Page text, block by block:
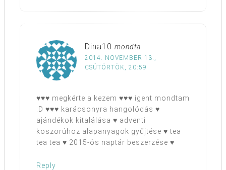
Dina10 mondta
2014. NOVEMBER 13.,
CSÜTÖRTÖK, 20:59
♥♥♥ megkérte a kezem ♥♥♥ igent mondtam
:D ♥♥♥ karácsonyra hangolódás ♥
ajándékok kitalálása ♥ adventi
koszorúhoz alapanyagok gyűjtése ♥ tea
tea tea ♥ 2015-ös naptár beszerzése ♥
Reply